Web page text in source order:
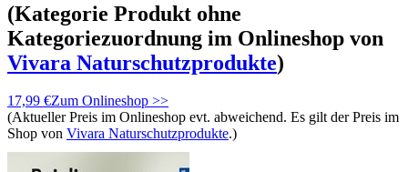
(Kategorie Produkt ohne
Kategoriezuordnung im Onlineshop von
Vivara Naturschutzprodukte)
17,99 €Zum Onlineshop >>
(Aktueller Preis im Onlineshop evt. abweichend. Es gilt der Preis im
Shop von Vivara Naturschutzprodukte.)